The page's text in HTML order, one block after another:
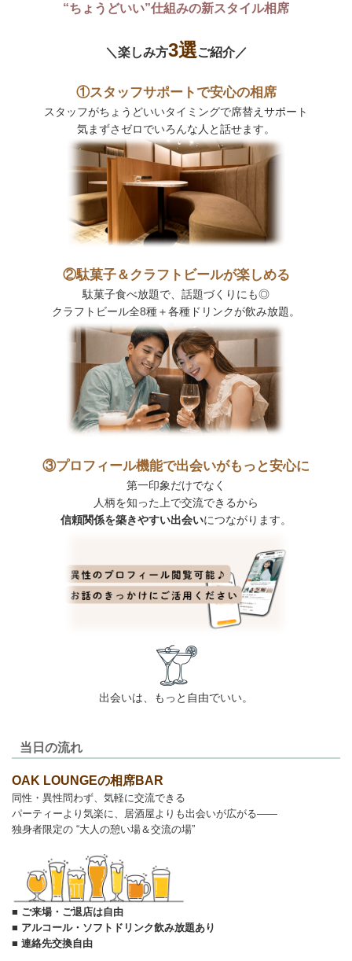
“ちょうどいい”仕組みの新スタイル相席
＼楽しみ方3選ご紹介／
①スタッフサポートで安心の相席
スタッフがちょうどいいタイミングで席替えサポート
気まずさゼロでいろんな人と話せます。
②駄菓子＆クラフトビールが楽しめる
駄菓子食べ放題で、話題づくりにも◎
クラフトビール全8種＋各種ドリンクが飲み放題。
③プロフィール機能で出会いがもっと安心に
第一印象だけでなく
人柄を知った上で交流できるから
信頼関係を築きやすい出会いにつながります。
出会いは、もっと自由でいい。
当日の流れ
OAK LOUNGEの相席BAR
同性・異性問わず、気軽に交流できる
パーティーより気楽に、居酒屋よりも出会いが広がる——
独身者限定の “大人の憩い場＆交流の場”
■ ご来場・ご退店は自由
■ アルコール・ソフトドリンク飲み放題あり
■ 連絡先交換自由